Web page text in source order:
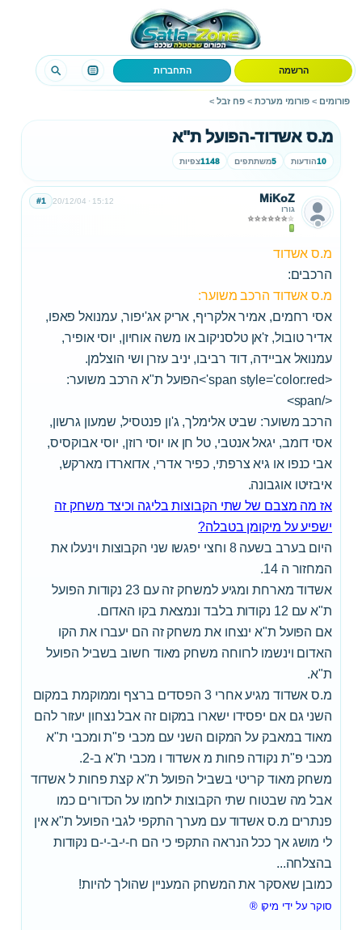
הרשמה התחברות
פורומים > פורומי מערכת > פח זבל >
מ.ס אשדוד-הפועל ת"א
10הודעות 5משתתפים 1148צפיות
MiKoZ
גורו
20/12/04 15:12
#1
מ.ס אשדוד
הרכבים:
מ.ס אשדוד הרכב משוער:
אסי רחמים, אמיר אלקריף, אריק אג'יפור, עמנואל פאפו,
אדיר טובול, ז'אן טלסניקוב או משה אוחיון, יוסי אופיר,
עמנואל אביידה, דוד רביבו, יניב עזרן ושי הוצלמן.
<span style='color:red'>הפועל ת"א הרכב משוער:
</span>
הרכב משוער: שביט אלימלך, ג'ון פנטסיל, שמעון גרשון,
אסי דומב, יגאל אנטבי, טל חן או יוסי רוזן, יוסי אבוקסיס,
אבי כנפו או גיא צרפתי, כפיר אדרי, אדוארדו מארקש,
איבזיטו אוגבונה.
אז מה מצבם של שתי הקבוצות בליגה וכיצד משחק זה
ישפיע על מיקומן בטבלה?
היום בערב בשעה 8 וחצי יפגשו שני הקבוצות וינעלו את
המחזור ה 14.
אשדוד מארחת ומגיע למשחק זה עם 23 נקודות הפועל
ת"א עם 12 נקודות בלבד ונמצאת בקו האדום.
אם הפועל ת"א ינצחו את משחק זה הם יעברו את הקו
האדום וינשמו לרווחה משחק מאוד חשוב בשביל הפועל
ת"א.
מ.ס אשדוד מגיע אחרי 3 הפסדים ברצף וממוקמת במקום
השני גם אם יפסידו ישארו במקום זה אבל נצחון יעזור להם
מאוד במאבק על המקום השני עם מכבי פ"ת ומכבי ת"א
מכבי פ"ת נקודה פחות מ אשדוד ו מכבי ת"א ב-2.
משחק מאוד קריטי בשביל הפועל ת"א קצת פחות ל אשדוד
אבל מה שבטוח שתי הקבוצות ילחמו על הכדורים כמו
פנתרים מ.ס אשדוד עם מערך התקפי לגבי הפועל ת"א אין
לי מושג אך ככל הנראה התקפי כי הם ח-י-ב-י-ם נקודות
בהצלחה...
כמובן שאסקר את המשחק המעניין שהולך להיות!
סוקר על ידי מיקו ®